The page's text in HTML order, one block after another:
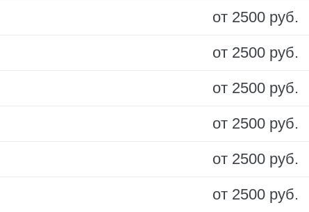
от 2500 руб.
от 2500 руб.
от 2500 руб.
от 2500 руб.
от 2500 руб.
от 2500 руб.